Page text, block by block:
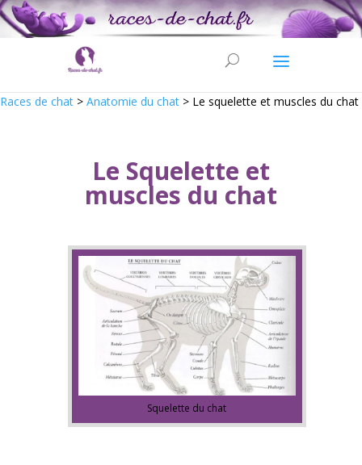
Races de chat > Anatomie du chat > Le squelette et muscles du chat
Le Squelette et
muscles du chat
Squelette du chat